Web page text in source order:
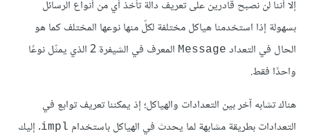
إلا أننا لن نصبح قادرين على تعريف دالة تأخذ أي من أنواع الرسائل
بسهولة إذا استخدمنا هياكل مختلفة لكلّ منها نوعها المختلف كما هو
الحال في التعداد Message
المعرف في الشيفرة 2 الذي يمثّل نوعًا
واحدًا فقط.
هناك تشابه آخر بين التعدادات والهياكل؛ إذ يمكننا تعريف توابع في
التعدادات بطريقة مشابهة لما يحدث في الهياكل باستخدام impl. إليك